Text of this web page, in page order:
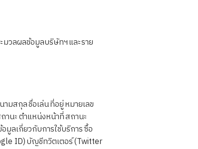
วลผลข้อมูลบริษัทฯ และราย
สกุล ชื่อเล่น ที่อยู่ หมายเลข
านะ ตำแหน่งหน้าที่ สถานะ
มูลเกี่ยวกับการใช้บริการ ซื้อ
ID) บัญชีทวิตเตอร์ (Twitter